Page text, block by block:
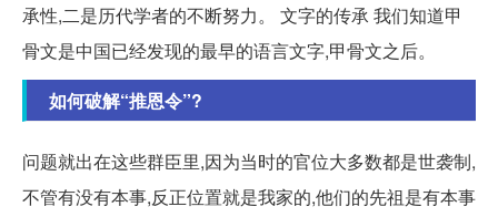
承性,二是历代学者的不断努力。 文字的传承 我们知道甲
骨文是中国已经发现的最早的语言文字,甲骨文之后。
如何破解“推恩令”?
问题就出在这些群臣里,因为当时的官位大多数都是世袭制,
不管有没有本事,反正位置就是我家的,他们的先祖是有本事